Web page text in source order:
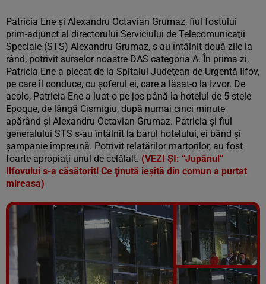
Patricia Ene şi Alexandru Octavian Grumaz, fiul fostului
prim-adjunct al directorului Serviciului de Telecomunicaţii
Speciale (STS) Alexandru Grumaz, s-au întâlnit două zile la
rând, potrivit surselor noastre DAS categoria A. În prima zi,
Patricia Ene a plecat de la Spitalul Judeţean de Urgenţă Ilfov,
pe care îl conduce, cu şoferul ei, care a lăsat-o la Izvor. De
acolo, Patricia Ene a luat-o pe jos până la hotelul de 5 stele
Epoque, de lângă Cişmigiu, după numai cinci minute
apărând şi Alexandru Octavian Grumaz. Patricia şi fiul
generalului STS s-au întâlnit la barul hotelului, ei bând şi
şampanie împreună. Potrivit relatărilor martorilor, au fost
foarte apropiaţi unul de celălalt. (VEZI ŞI: “Jupânul”
Ilfovului s-a căsătorit! Ce ţinută ieşită din comun a purtat
mireasa)